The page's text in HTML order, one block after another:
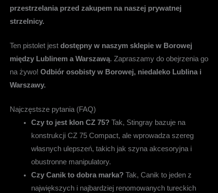
przestrzelania przed zakupem na naszej prywatnej
strzelnicy.
Ten pistolet jest dostępny w naszym sklepie w Borowej
między Lublinem a Warszawą. Zapraszamy do obejrzenia go
na żywo! Odbiór osobisty w Borowej, niedaleko Lublina i
Warszawy.
Najczęstsze pytania (FAQ)
Czy to jest klon CZ 75?Tak, Stingray bazuje na
konstrukcji CZ 75 Compact, ale wprowadza szereg
własnych ulepszeń, takich jak szyna akcesoryjna i
obustronne manipulatory.
Czy Canik to dobra marka?Tak, Canik to jeden z
największych i najbardziej renomowanych tureckich